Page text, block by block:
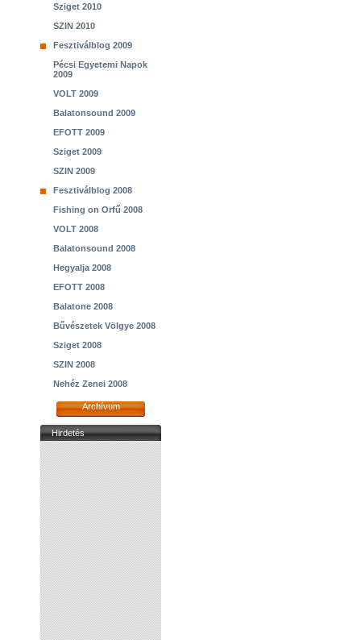
Sziget 2010
SZIN 2010
Fesztiválblog 2009
Pécsi Egyetemi Napok
2009
VOLT 2009
Balatonsound 2009
EFOTT 2009
Sziget 2009
SZIN 2009
Fesztiválblog 2008
Fishing on Orfű 2008
VOLT 2008
Balatonsound 2008
Hegyalja 2008
EFOTT 2008
Balatone 2008
Bűvészetek Völgye 2008
Sziget 2008
SZIN 2008
Nehéz Zenei 2008
Archívum
Hirdetés